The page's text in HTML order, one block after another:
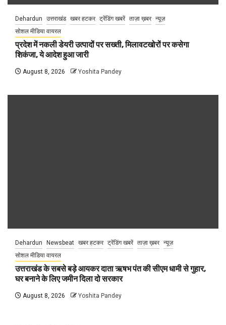
Dehardun उत्तराखंड खबर हटकर ट्रेंडिंग खबरें ताज़ा ख़बर न्यूज़
सोशल मीडिया वायरल
प्रदेश में नकली डेयरी उत्पादों पर सख्ती, मिलावटखोरों पर कसेगा
शिकंजा, ये आदेश हुआ जारी
August 8, 2026 Yoshita Pandey
Dehardun Newsbeat खबर हटकर ट्रेंडिंग खबरें ताज़ा ख़बर न्यूज़
सोशल मीडिया वायरल
उत्तराखंड के सबसे बड़े आयकर दाता ऋषभ पंत की सीएम धामी से गुहार,
घर बनाने के लिए जमीन दिला दो सरकार
August 8, 2026 Yoshita Pandey